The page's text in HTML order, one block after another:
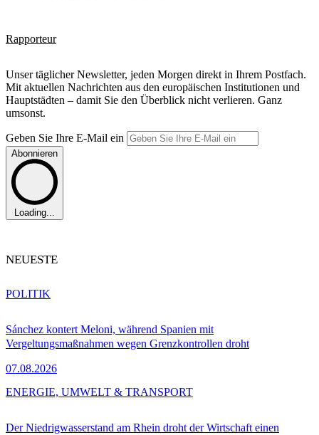
Rapporteur
Unser täglicher Newsletter, jeden Morgen direkt in Ihrem Postfach.
Mit aktuellen Nachrichten aus den europäischen Institutionen und
Hauptstädten – damit Sie den Überblick nicht verlieren. Ganz
umsonst.
Geben Sie Ihre E-Mail ein
Abonnieren
Loading...
NEUESTE
Sánchez kontert Meloni, während Spanien mit
Vergeltungsmaßnahmen wegen Grenzkontrollen droht
07.08.2026
POLITIK
Der Niedrigwasserstand am Rhein droht der Wirtschaft einen
ENERGIE, UMWELT & TRANSPORT